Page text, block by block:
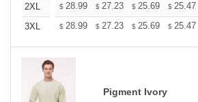
2XL
$ 28.99 $ 27.23 $ 25.69 $ 25.47
3XL
$ 28.99 $ 27.23 $ 25.69 $ 25.47
Pigment Ivory